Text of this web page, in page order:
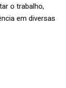
o trabalho,
em diversas